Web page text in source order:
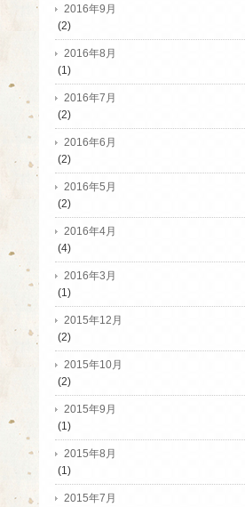
2016年9月
(2)
2016年8月
(1)
2016年7月
(2)
2016年6月
(2)
2016年5月
(2)
2016年4月
(4)
2016年3月
(1)
2015年12月
(2)
2015年10月
(2)
2015年9月
(1)
2015年8月
(1)
2015年7月